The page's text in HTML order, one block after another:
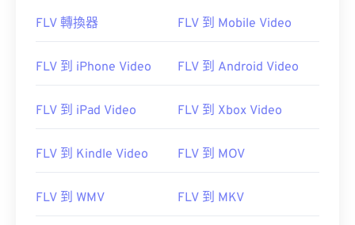
FLV 轉換器 FLV 到 Mobile Video
FLV 到 iPhone Video FLV 到 Android Video
FLV 到 iPad Video FLV 到 Xbox Video
FLV 到 Kindle Video FLV 到 MOV
FLV 到 WMV FLV 到 MKV